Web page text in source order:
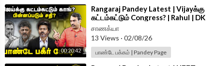
00:20:42
⁣Rangaraj Pandey Latest | Vijayக்கு
கட்டம்கட்டும் Congress? | Rahul | DK
Shivakumar | TVK | TN Govt
சாணக்யா
13 Views · 02/08/26
பாண்டே பக்கம் | Pandey Page